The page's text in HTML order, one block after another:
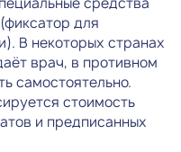
для
В некоторых странах
врач, в противном
самостоятельно.
стоимость
и предписанных